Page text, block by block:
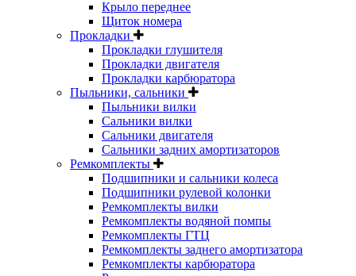
Крыло переднее
Щиток номера
Прокладки
Прокладки глушителя
Прокладки двигателя
Прокладки карбюратора
Пыльники, сальники
Пыльники вилки
Сальники вилки
Сальники двигателя
Сальники задних амортизаторов
Ремкомплекты
Подшипники и сальники колеса
Подшипники рулевой колонки
Ремкомплекты вилки
Ремкомплекты водяной помпы
Ремкомплекты ГТЦ
Ремкомплекты заднего амортизатора
Ремкомплекты карбюратора